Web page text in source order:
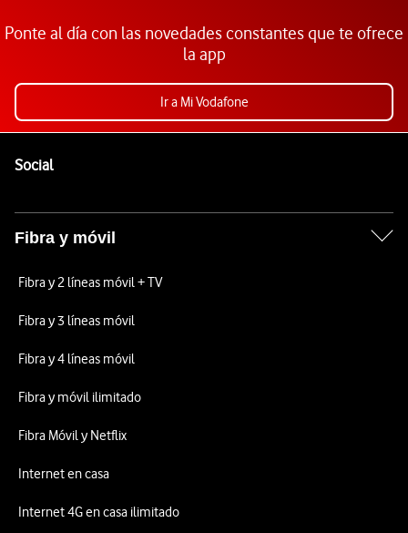
Ponte al día con las novedades constantes que te ofrece
la app
Ir a Mi Vodafone
SocialEnlaces a las redes sociales de Vodafone
Fibra y móvil
Fibra y 2 líneas móvil + TV
Fibra y 3 líneas móvil
Fibra y 4 líneas móvil
Fibra y móvil ilimitado
Fibra Móvil y Netflix
Internet en casa
Internet 4G en casa ilimitado